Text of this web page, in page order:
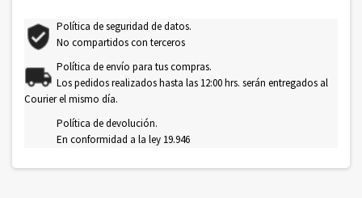
Política de seguridad de datos.
No compartidos con terceros
Política de envío para tus compras.
Los pedidos realizados hasta las 12:00 hrs. serán entregados al
Courier el mismo día.
Política de devolución.
En conformidad a la ley 19.946